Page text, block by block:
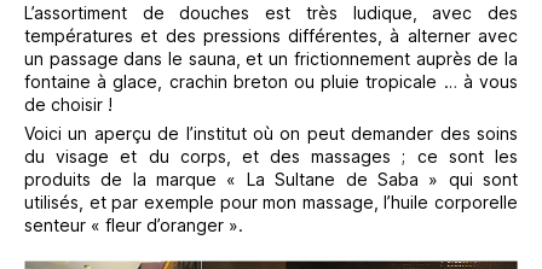
L’assortiment de douches est très ludique, avec des
températures et des pressions différentes, à alterner avec
un passage dans le sauna, et un frictionnement auprès de la
fontaine à glace, crachin breton ou pluie tropicale … à vous
de choisir !
Voici un aperçu de l’institut où on peut demander des soins
du visage et du corps, et des massages ; ce sont les
produits de la marque « La Sultane de Saba » qui sont
utilisés, et par exemple pour mon massage, l’huile corporelle
senteur « fleur d’oranger ».